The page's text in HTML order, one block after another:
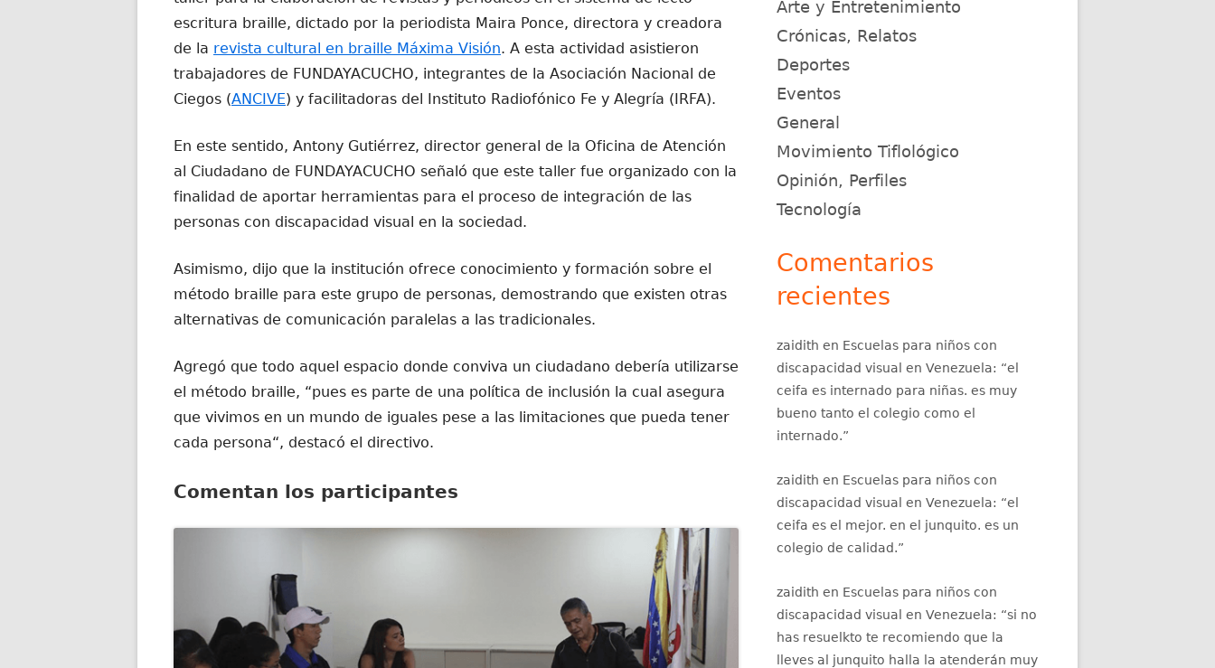
escritura braille, dictado por la periodista Maira Ponce, directora y creadora
de la revista cultural en braille Máxima Visión. A esta actividad asistieron
trabajadores de FUNDAYACUCHO, integrantes de la Asociación Nacional de
Ciegos (ANCIVE) y facilitadoras del Instituto Radiofónico Fe y Alegría (IRFA).
En este sentido, Antony Gutiérrez, director general de la Oficina de Atención
al Ciudadano de FUNDAYACUCHO señaló que este taller fue organizado con la
finalidad de aportar herramientas para el proceso de integración de las
personas con discapacidad visual en la sociedad.
Asimismo, dijo que la institución ofrece conocimiento y formación sobre el
método braille para este grupo de personas, demostrando que existen otras
alternativas de comunicación paralelas a las tradicionales.
Agregó que todo aquel espacio donde conviva un ciudadano debería utilizarse
el método braille, “pues es parte de una política de inclusión la cual asegura
que vivimos en un mundo de iguales pese a las limitaciones que pueda tener
cada persona“, destacó el directivo.
Comentan los participantes
Arte y Entretenimiento
Crónicas, Relatos
Deportes
Eventos
General
Movimiento Tiflológico
Opinión, Perfiles
Tecnología
Comentarios
recientes
zaidith en Escuelas para niños con
discapacidad visual en Venezuela: “el
ceifa es internado para niñas. es muy
bueno tanto el colegio como el
internado.”
zaidith en Escuelas para niños con
discapacidad visual en Venezuela: “el
ceifa es el mejor. en el junquito. es un
colegio de calidad.”
zaidith en Escuelas para niños con
discapacidad visual en Venezuela: “si no
has resuelkto te recomiendo que la
lleves al junquito halla la atenderán muy